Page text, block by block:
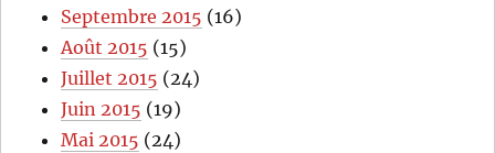
Septembre 2015 (16)
Août 2015 (15)
Juillet 2015 (24)
Juin 2015 (19)
Mai 2015 (24)